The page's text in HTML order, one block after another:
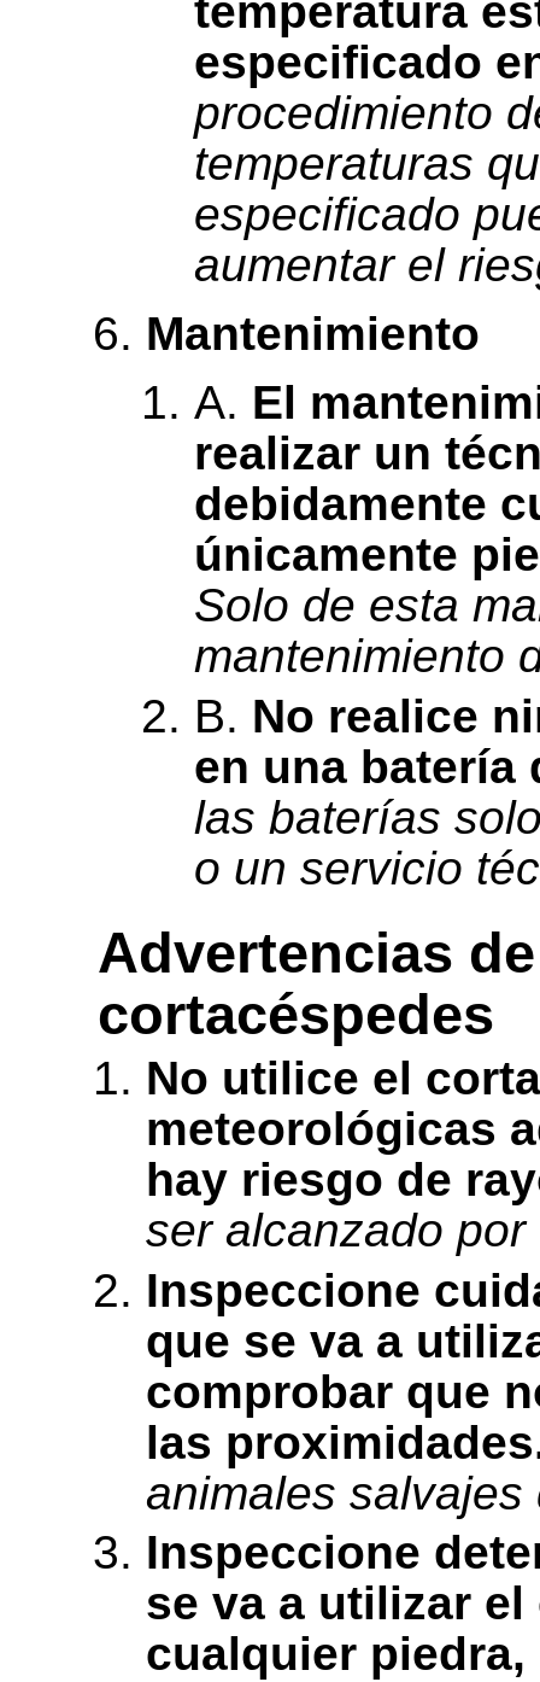
temperatura
especificado
procedimiento
temperaturas
especificado
aumentar el
Mantenimiento
A. El
realizar un
debidamente
únicamente
Solo de esta
mantenimiento
B. No realice
en una batería
las baterías
o un servicio
Advertencias
cortacéspedes
No utilice el
meteorológicas
hay riesgo de
ser alcanzado por
Inspeccione
que se va a
comprobar que
las
animales salvajes
Inspeccione
se va a utilizar
cualquier